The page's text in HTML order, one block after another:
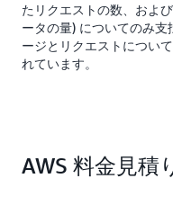
たリクエストの数、およ
ータの量) についてのみ
ージとリクエストについ
れています。
AWS 料金見積